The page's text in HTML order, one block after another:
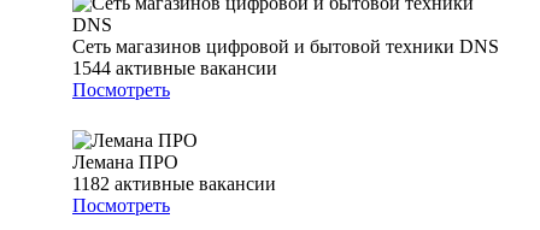
Сеть магазинов цифровой и бытовой техники DNS
1544 активные вакансии
Посмотреть
Лемана ПРО
1182 активные вакансии
Посмотреть